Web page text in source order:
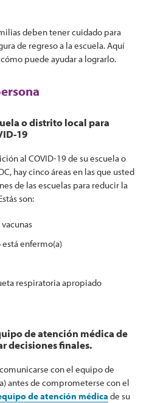
deben tener cuidado para
de regreso a la escuela. Aquí
puede ayudar a lograrlo.
o distrito local para
19
al COVID-19 de su escuela o
hay cinco áreas en las que usted
de las escuelas para reducir la
son:
está enfermo(a)
respiratoria apropiado
de atención médica de
decisiones finales.
con el equipo de
antes de comprometerse con el
de atención médica de su